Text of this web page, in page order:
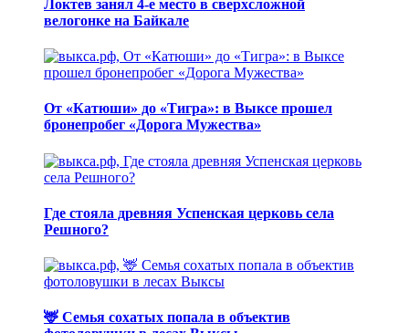
Локтев занял 4-е место в сверхсложной
велогонке на Байкале
От «Катюши» до «Тигра»: в Выксе прошел
бронепробег «Дорога Мужества»
Где стояла древняя Успенская церковь села
Решного?
🦌 Семья сохатых попала в объектив